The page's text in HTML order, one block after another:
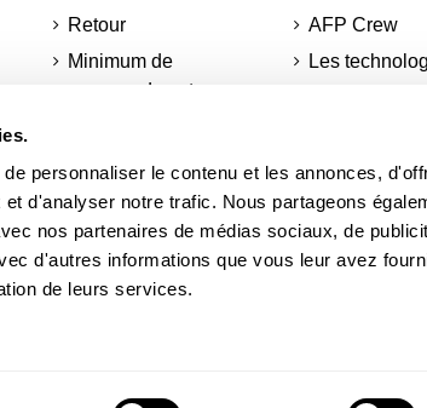
personnaliser le contenu et les annonces,
d'analyser notre trafic. Nous partageons
nos partenaires de médias sociaux, de
d'autres informations que vous leur avez
de leurs services.
Retour
Minimum de
commandes et
commande
Actualités
Académie AFP
Courts adidas
AFP Crew
Les